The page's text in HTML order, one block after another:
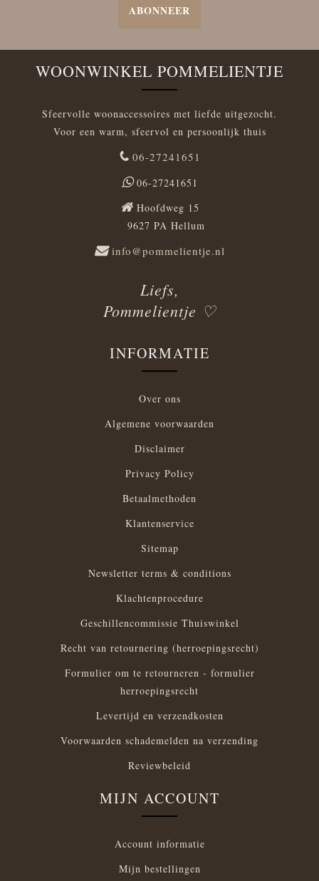
ABONNEER
WOONWINKEL POMMELIENTJE
Sfeervolle woonaccessoires met liefde uitgezocht.
Voor een warm, sfeervol en persoonlijk thuis
06-27241651
06-27241651
Hoofdweg 15
9627 PA Hellum
info@pommelientje.nl
Liefs,
Pommelientje ♡
INFORMATIE
Over ons
Algemene voorwaarden
Disclaimer
Privacy Policy
Betaalmethoden
Klantenservice
Sitemap
Newsletter terms & conditions
Klachtenprocedure
Geschillencommissie Thuiswinkel
Recht van retournering (herroepingsrecht)
Formulier om te retourneren - formulier
herroepingsrecht
Levertijd en verzendkosten
Voorwaarden schademelden na verzending
Reviewbeleid
MIJN ACCOUNT
Account informatie
Mijn bestellingen